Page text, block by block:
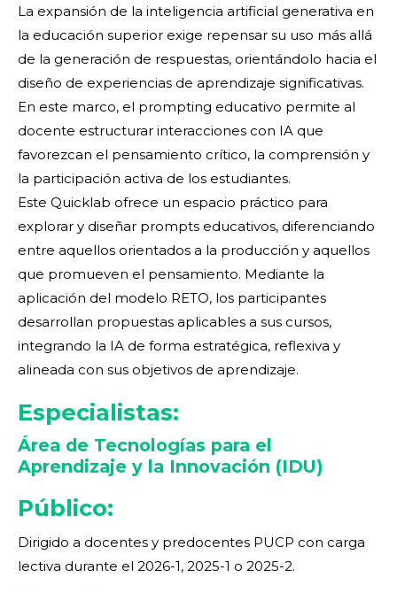
La expansión de la inteligencia artificial generativa en
la educación superior exige repensar su uso más allá
de la generación de respuestas, orientándolo hacia el
diseño de experiencias de aprendizaje significativas.
En este marco, el prompting educativo permite al
docente estructurar interacciones con IA que
favorezcan el pensamiento crítico, la comprensión y
la participación activa de los estudiantes.
Este Quicklab ofrece un espacio práctico para
explorar y diseñar prompts educativos, diferenciando
entre aquellos orientados a la producción y aquellos
que promueven el pensamiento. Mediante la
aplicación del modelo RETO, los participantes
desarrollan propuestas aplicables a sus cursos,
integrando la IA de forma estratégica, reflexiva y
alineada con sus objetivos de aprendizaje.
Especialistas:
Área de Tecnologías para el
Aprendizaje y la Innovación (IDU)
Público:
Dirigido a docentes y predocentes PUCP con carga
lectiva durante el 2026-1, 2025-1 o 2025-2.